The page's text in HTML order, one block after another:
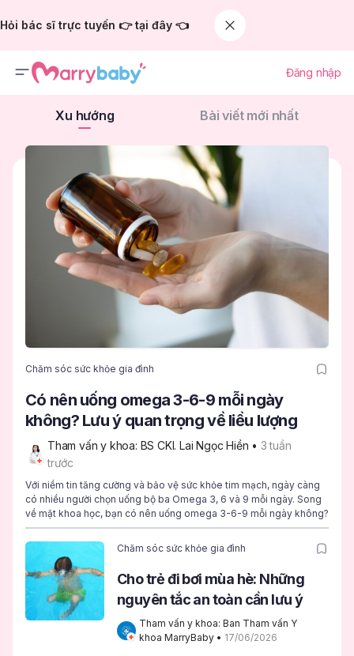
Hỏi bác sĩ trực tuyến 👉 tại đây 👈
Đăng nhập
Xu hướng Bài viết mới nhất
Chăm sóc sức khỏe gia đình
Có nên uống omega 3-6-9 mỗi ngày
không? Lưu ý quan trọng về liều lượng
Tham vấn y khoa: BS CKI. Lai Ngọc Hiền • 3 tuần
trước
Với niềm tin tăng cường và bảo vệ sức khỏe tim mạch, ngày càng
có nhiều người chọn uống bộ ba Omega 3, 6 và 9 mỗi ngày. Song
về mặt khoa học, bạn có nên uống omega 3-6-9 mỗi ngày không?
Chăm sóc sức khỏe gia đình
Cho trẻ đi bơi mùa hè: Những
nguyên tắc an toàn cần lưu ý
Tham vấn y khoa: Ban Tham vấn Y
khoa MarryBaby • 17/06/2026